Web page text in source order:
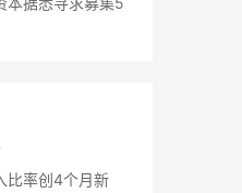
比率创4个月新